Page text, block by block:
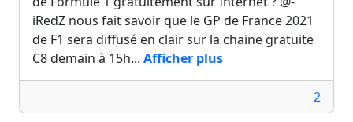
iRedZ nous fait savoir que le GP de France 2021
de F1 sera diffusé en clair sur la chaine gratuite
C8 demain à 15h... Afficher plus
2